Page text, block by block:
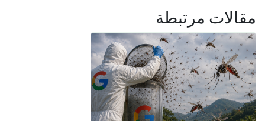
مقالات مرتبطة